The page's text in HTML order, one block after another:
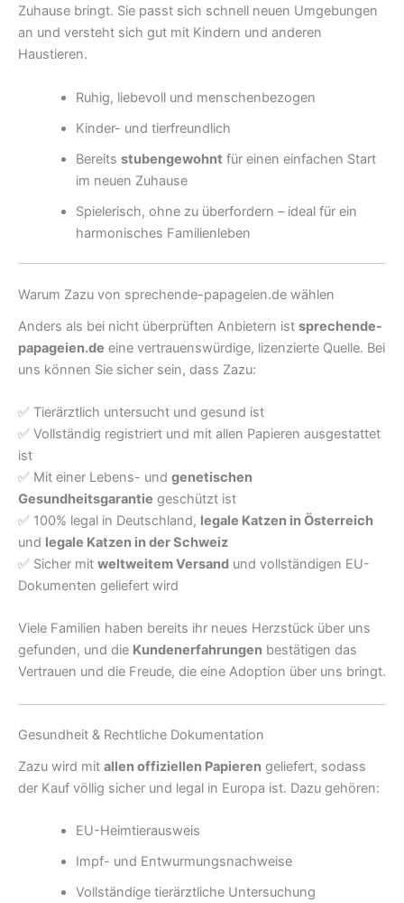
Zuhause bringt. Sie passt sich schnell neuen Umgebungen
an und versteht sich gut mit Kindern und anderen
Haustieren.
Ruhig, liebevoll und menschenbezogen
Kinder- und tierfreundlich
Bereits stubengewohnt für einen einfachen Start
im neuen Zuhause
Spielerisch, ohne zu überfordern – ideal für ein
harmonisches Familienleben
Warum Zazu von sprechende-papageien.de wählen
Anders als bei nicht überprüften Anbietern ist sprechende-
papageien.de eine vertrauenswürdige, lizenzierte Quelle. Bei
uns können Sie sicher sein, dass Zazu:
✅ Tierärztlich untersucht und gesund ist
✅ Vollständig registriert und mit allen Papieren ausgestattet
ist
✅ Mit einer Lebens- und genetischen
Gesundheitsgarantie geschützt ist
✅ 100% legal in Deutschland, legale Katzen in Österreich
und legale Katzen in der Schweiz
✅ Sicher mit weltweitem Versand und vollständigen EU-
Dokumenten geliefert wird
Viele Familien haben bereits ihr neues Herzstück über uns
gefunden, und die Kundenerfahrungen bestätigen das
Vertrauen und die Freude, die eine Adoption über uns bringt.
Gesundheit & Rechtliche Dokumentation
Zazu wird mit allen offiziellen Papieren geliefert, sodass
der Kauf völlig sicher und legal in Europa ist. Dazu gehören:
EU-Heimtierausweis
Impf- und Entwurmungsnachweise
Vollständige tierärztliche Untersuchung